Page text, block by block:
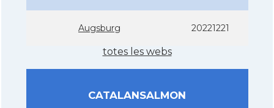
Augsburg 20221221
totes les webs
CATALANSALMON